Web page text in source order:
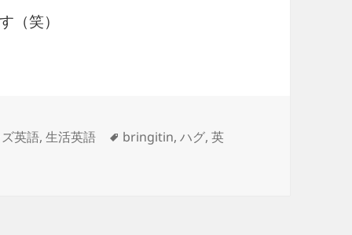
（笑）
英語,生活英語
タ
bringitin,ハグ,英
に